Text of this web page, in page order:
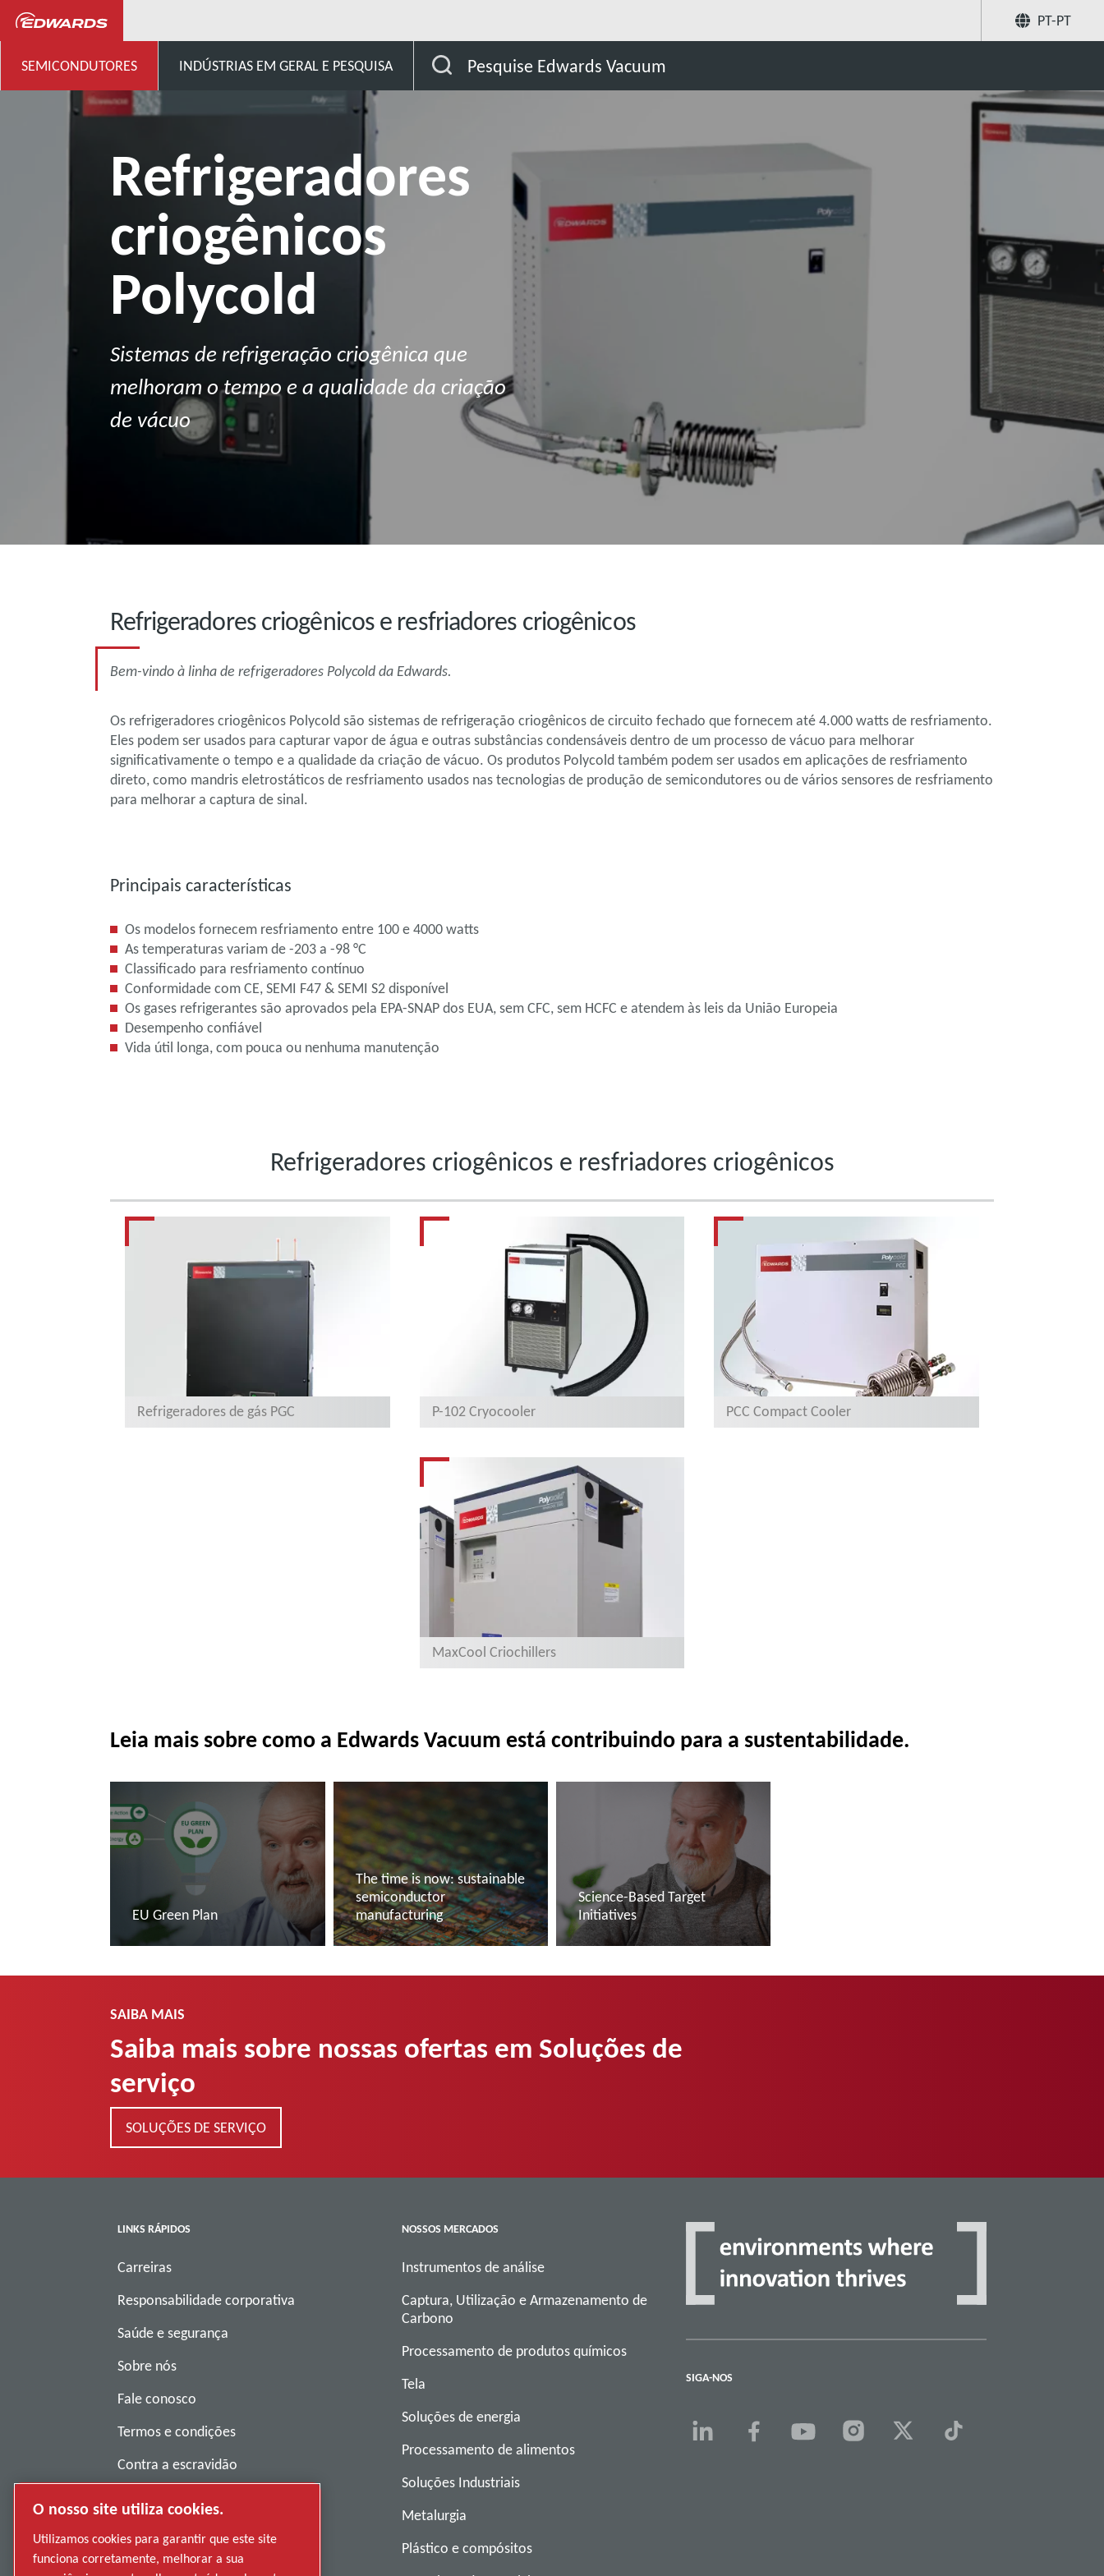
PT-PT
SEMICONDUTORES INDÚSTRIAS EM GERAL E PESQUISA Pesquise Edwards Vacuum
Refrigeradores
criogênicos
Polycold
Sistemas de refrigeração criogênica que
melhoram o tempo e a qualidade da criação
de vácuo
Refrigeradores criogênicos e resfriadores criogênicos
Bem-vindo à linha de refrigeradores Polycold da Edwards.
Os refrigeradores criogênicos Polycold são sistemas de refrigeração criogênicos de circuito fechado que fornecem até 4.000 watts de resfriamento.
Eles podem ser usados para capturar vapor de água e outras substâncias condensáveis dentro de um processo de vácuo para melhorar
significativamente o tempo e a qualidade da criação de vácuo. Os produtos Polycold também podem ser usados em aplicações de resfriamento
direto, como mandris eletrostáticos de resfriamento usados nas tecnologias de produção de semicondutores ou de vários sensores de resfriamento
para melhorar a captura de sinal.
Principais características
Os modelos fornecem resfriamento entre 100 e 4000 watts
As temperaturas variam de -203 a -98 °C
Classificado para resfriamento contínuo
Conformidade com CE, SEMI F47 & SEMI S2 disponível
Os gases refrigerantes são aprovados pela EPA-SNAP dos EUA, sem CFC, sem HCFC e atendem às leis da União Europeia
Desempenho confiável
Vida útil longa, com pouca ou nenhuma manutenção
Refrigeradores criogênicos e resfriadores criogênicos
Refrigeradores de gás PGC P-102 Cryocooler PCC Compact Cooler
MaxCool Criochillers
Leia mais sobre como a Edwards Vacuum está contribuindo para a sustentabilidade.
EU Green Plan
The time is now: sustainable
semiconductor
manufacturing
Science-Based Target
Initiatives
SAIBA MAIS
Saiba mais sobre nossas ofertas em Soluções de
serviço
SOLUÇÕES DE SERVIÇO
LINKS RÁPIDOS
Carreiras
Responsabilidade corporativa
Saúde e segurança
Sobre nós
Fale conosco
Termos e condições
Contra a escravidão
Denunciar má conduta
Fornecedores
NOSSOS MERCADOS
Instrumentos de análise
Captura, Utilização e Armazenamento de
Carbono
Processamento de produtos químicos
Tela
Soluções de energia
Processamento de alimentos
Soluções Industriais
Metalurgia
Plástico e compósitos
SIGA-NOS
O nosso site utiliza cookies.
Utilizamos cookies para garantir que este site
funciona corretamente, melhorar a sua